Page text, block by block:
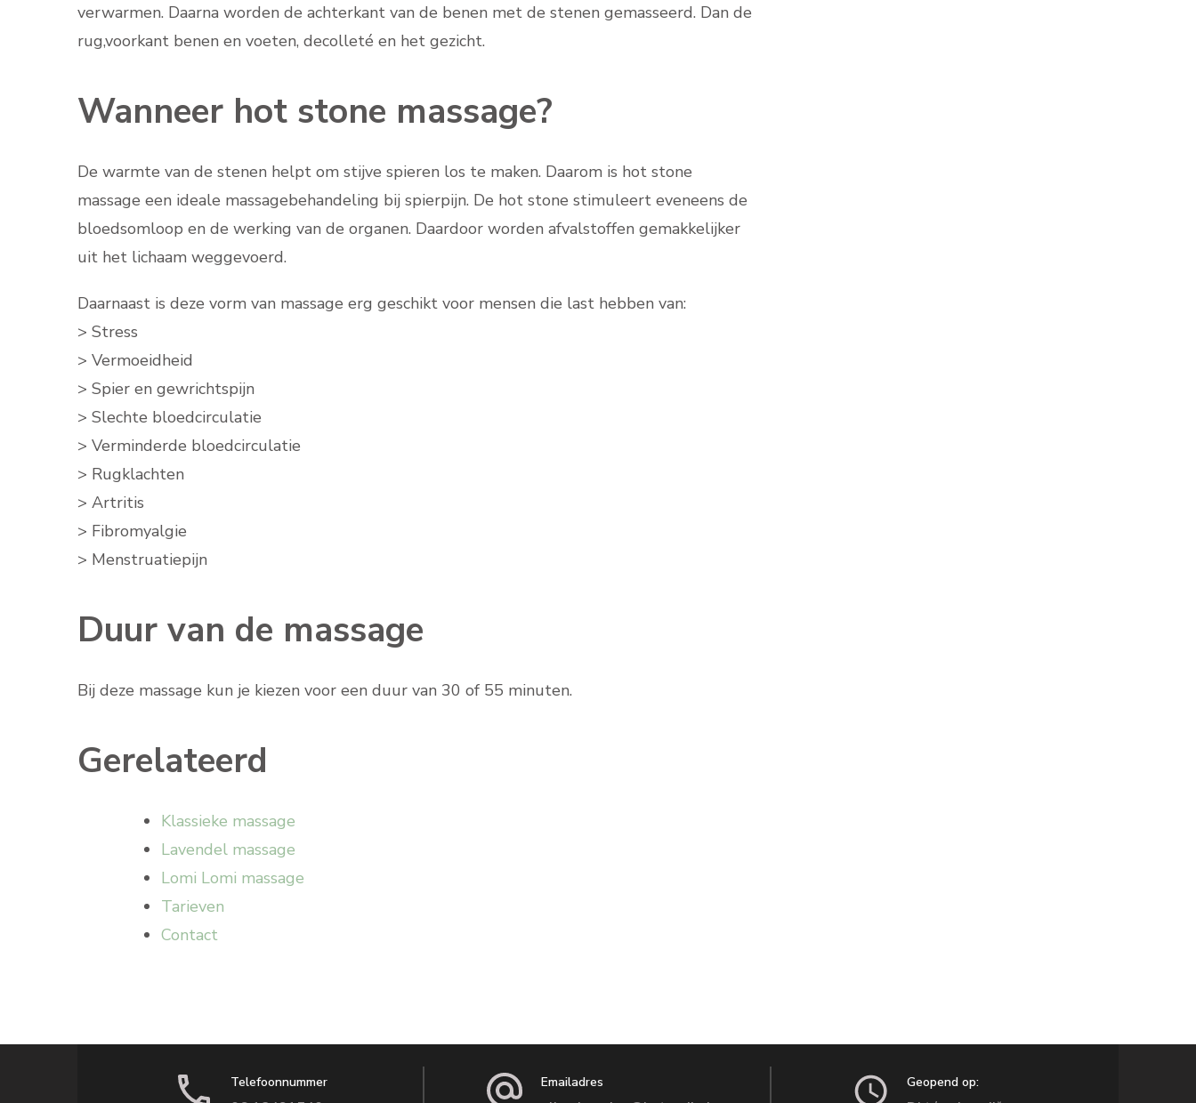
verwarmen. Daarna worden de achterkant van de benen met de stenen gemasseerd. Dan de
rug,voorkant benen en voeten, decolleté en het gezicht.
Wanneer hot stone massage?
De warmte van de stenen helpt om stijve spieren los te maken. Daarom is hot stone
massage een ideale massagebehandeling bij spierpijn. De hot stone stimuleert eveneens de
bloedsomloop en de werking van de organen. Daardoor worden afvalstoffen gemakkelijker
uit het lichaam weggevoerd.
Daarnaast is deze vorm van massage erg geschikt voor mensen die last hebben van:
> Stress
> Vermoeidheid
> Spier en gewrichtspijn
> Slechte bloedcirculatie
> Verminderde bloedcirculatie
> Rugklachten
> Artritis
> Fibromyalgie
> Menstruatiepijn
Duur van de massage
Bij deze massage kun je kiezen voor een duur van 30 of 55 minuten.
Gerelateerd
Klassieke massage
Lavendel massage
Lomi Lomi massage
Tarieven
Contact
Telefoonnummer Emailadres Geopend op: